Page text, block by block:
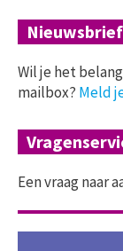
Nieuwsbrief
Wil je het
mailbox? Meld
Een vraag naar